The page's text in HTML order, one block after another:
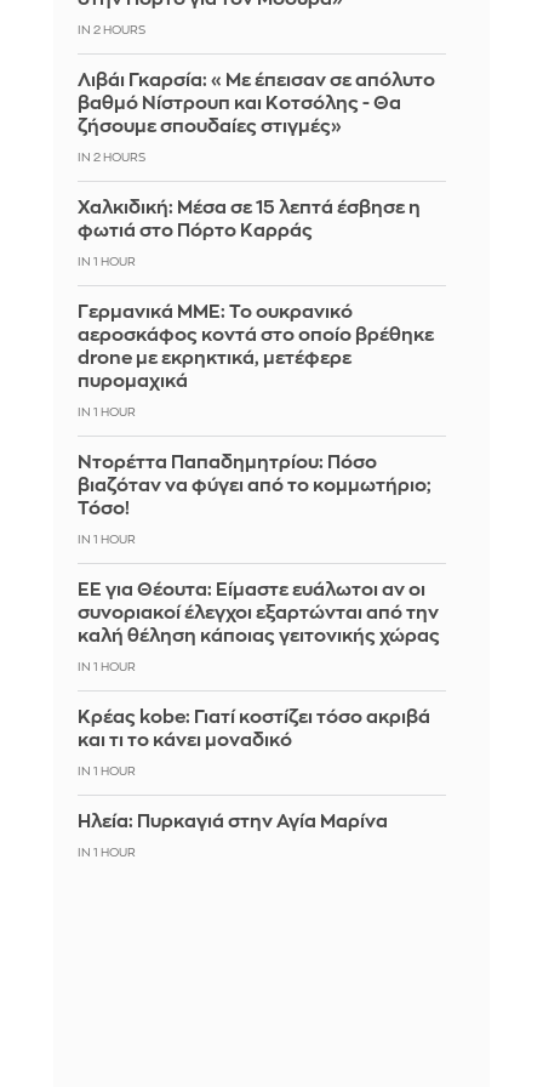
IN 2 HOURS
Λιβάι Γκαρσία: «Με έπεισαν σε απόλυτο
βαθμό Νίστρουπ και Κοτσόλης - Θα
ζήσουμε σπουδαίες στιγμές»
IN 2 HOURS
Χαλκιδική: Μέσα σε 15 λεπτά έσβησε η
φωτιά στο Πόρτο Καρράς
IN 1 HOUR
Γερμανικά ΜΜΕ: Το ουκρανικό
αεροσκάφος κοντά στο οποίο βρέθηκε
drone με εκρηκτικά, μετέφερε
πυρομαχικά
IN 1 HOUR
Ντορέττα Παπαδημητρίου: Πόσο
βιαζόταν να φύγει από το κομμωτήριο;
Τόσο!
IN 1 HOUR
ΕΕ για Θέουτα: Είμαστε ευάλωτοι αν οι
συνοριακοί έλεγχοι εξαρτώνται από την
καλή θέληση κάποιας γειτονικής χώρας
IN 1 HOUR
Κρέας kobe: Γιατί κοστίζει τόσο ακριβά
και τι το κάνει μοναδικό
IN 1 HOUR
Ηλεία: Πυρκαγιά στην Αγία Μαρίνα
IN 1 HOUR